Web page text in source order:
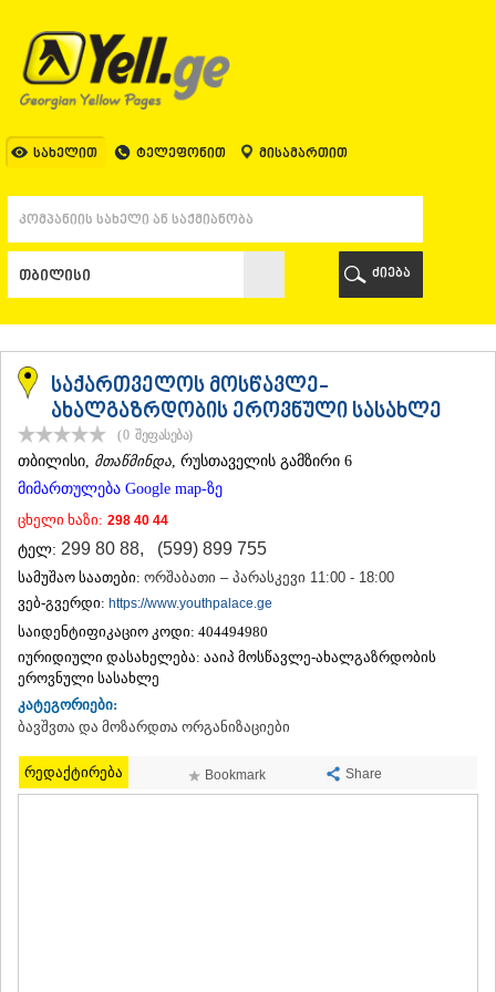
სახელით ტელეფონით მისამართით
ᲗᲑᲘᲚᲘᲡᲘ
ᲗᲑᲘᲚᲘᲡᲘ
ᲐᲤᲮᲐᲖᲔᲗᲘ
ᲒᲐᲚᲘ
ᲑᲐᲗᲣᲛᲘ
ᲥᲝᲑᲣᲚᲔᲗᲘ
ᲨᲣᲐᲮᲔᲕᲘ
ᲩᲐᲥᲕᲘ
ᲝᲖᲣᲠᲒᲔᲗᲘ
ᲩᲝᲮᲐᲢᲐᲣᲠᲘ
ᲣᲠᲔᲙᲘ
ᲘᲛᲔᲠᲔᲗᲘ
ᲑᲐᲦᲓᲐᲗᲘ
ᲕᲐᲜᲘ
ᲖᲔᲡᲢᲐᲤᲝᲜᲘ
ᲗᲔᲠᲯᲝᲚᲐ
ᲡᲐᲩᲮᲔᲠᲔ
ᲢᲧᲘᲑᲣᲚᲘ
ᲥᲣᲗᲐᲘᲡᲘ
ᲬᲧᲐᲚᲢᲣᲑᲝ
ᲭᲘᲐᲗᲣᲠᲐ
ᲮᲐᲠᲐᲒᲐᲣᲚᲘ
ᲮᲝᲜᲘ
ᲙᲐᲮᲔᲗᲘ
ᲐᲮᲛᲔᲢᲐ
ᲒᲣᲠᲯᲐᲐᲜᲘ
ᲓᲔᲓᲝᲤᲚᲘᲡᲬᲧᲐᲠᲝ
ძიება
საქართველოს მოსწავლე-
ახალგაზრდობის ეროვნული სასახლე
(0 შეფასება)
ᲗᲑᲘᲚᲘᲡᲘ, მთაწმინდა, რუსთაველის გამზირი 6
მიმართულება Google map-ზე
ცხელი ხაზი: 298 40 44
ტელ: 299 80 88, (599) 899 755
სამუშაო საათები: ორშაბათი – პარასკევი 11:00 - 18:00
ვებ-გვერდი: https://www.youthpalace.ge
საიდენტიფიკაციო კოდი: 404494980
იურიდიული დასახელება: ააიპ მოსწავლე-ახალგაზრდობის
ეროვნული სასახლე
კატეგორიები:
ბავშვთა და მოზარდთა ორგანიზაციები
რედაქტირება Bookmark Share